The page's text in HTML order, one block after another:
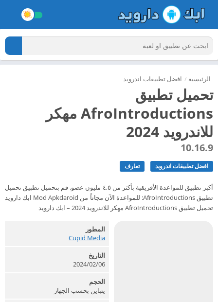
الرئيسية / افضل تطبيقات اندرويد
تحميل تطبيق
AfroIntroductions مهكر
للاندرويد 2024
10.16.9
افضل تطبيقات اندرويد تعارف
أكبر تطبيق للمواعدة الأفريقية بأكثر من ٤,٥ مليون عضو. قم بتحميل تطبيق تحميل
تطبيق AfroIntroductions: للمواعدة الآن مجاناً من Mod Apkdaroid ابك دارويد
تحميل تطبيق AfroIntroductions مهكر للاندرويد 2024 – ابك دارويد
المطور
Cupid Media‏
التاريخ
2024/02/06
الحجم
يتباين بحسب الجهاز